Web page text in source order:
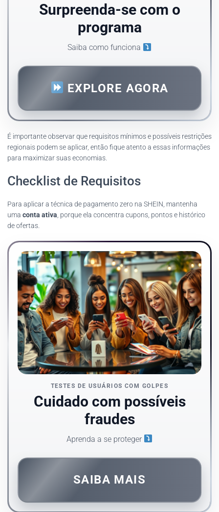
Surpreenda-se com o
programa
Saiba como funciona
EXPLORE AGORA
É importante observar que requisitos mínimos e possíveis restrições
regionais podem se aplicar, então fique atento a essas informações
para maximizar suas economias.
Checklist de Requisitos
Para aplicar a técnica de pagamento zero na SHEIN, mantenha
uma conta ativa , porque ela concentra cupons, pontos e histórico
de ofertas.
TESTES DE USUÁRIOS COM GOLPES
Cuidado com possíveis
fraudes
Aprenda a se proteger
SAIBA MAIS